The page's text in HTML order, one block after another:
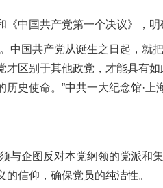
国共产党第一个决议》，明
国共产党从诞生之日起，就
才区别于其他政党，才能具有
史使命。”中共一大纪念馆·上
企图反对本党纲领的党派和
信仰，确保党员的纯洁性。